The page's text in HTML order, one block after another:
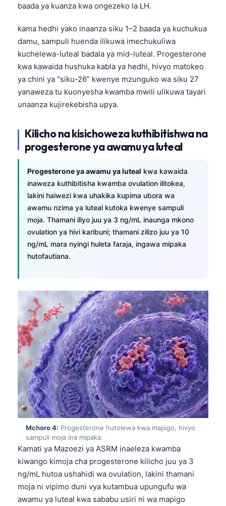
baada ya kuanza kwa ongezeko la LH.
kama hedhi yako inaanza siku 1–2 baada ya kuchukua
damu, sampuli huenda ilikuwa imechukuliwa
kuchelewa-luteal badala ya mid-luteal. Progesterone
kwa kawaida hushuka kabla ya hedhi, hivyo matokeo
ya chini ya “siku-26” kwenye mzunguko wa siku 27
yanaweza tu kuonyesha kwamba mwili ulikuwa tayari
unaanza kujirekebisha upya.
Kilicho na kisichoweza kuthibitishwa na
progesterone ya awamu ya luteal
Progesterone ya awamu ya luteal kwa kawaida
inaweza kuthibitisha kwamba ovulation ilitokea,
lakini haiwezi kwa uhakika kupima ubora wa
awamu nzima ya luteal kutoka kwenye sampuli
moja. Thamani iliyo juu ya 3 ng/mL inaunga mkono
ovulation ya hivi karibuni; thamani zilizo juu ya 10
ng/mL mara nyingi huleta faraja, ingawa mipaka
hutofautiana.
Mchoro 4: Progesterone hutolewa kwa mapigo, hivyo
sampuli moja ina mipaka.
Kamati ya Mazoezi ya ASRM inaeleza kwamba
kiwango kimoja cha progesterone kilicho juu ya 3
ng/mL hutoa ushahidi wa ovulation, lakini thamani
moja ni vipimo duni vya kutambua upungufu wa
awamu ya luteal kwa sababu usiri ni wa mapigo